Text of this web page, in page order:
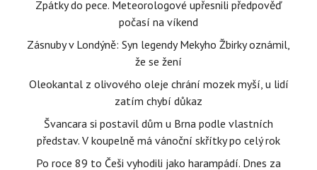
Zpátky do pece. Meteorologové upřesnili předpověď
počasí na víkend
Zásnuby v Londýně: Syn legendy Mekyho Žbirky oznámil,
že se žení
Oleokantal z olivového oleje chrání mozek myší, u lidí
zatím chybí důkaz
Švancara si postavil dům u Brna podle vlastních
představ. V koupelně má vánoční skřítky po celý rok
Po roce 89 to Češi vyhodili jako harampádí. Dnes za